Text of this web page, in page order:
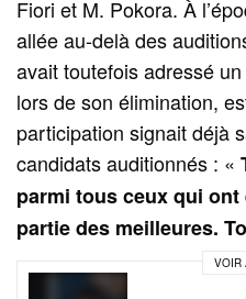
Fiori et M. Pokora. À
allée au-delà des
avait toutefois adressé
lors de son élimination,
participation signait déjà
candidats auditionnés : «
parmi tous ceux qui
partie des meilleures.
VOIR